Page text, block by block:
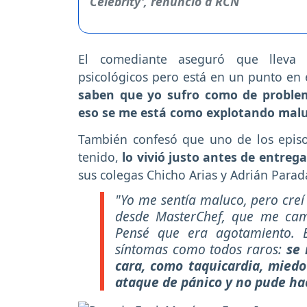
El comediante aseguró que lleva
psicológicos pero está en un punto
saben que yo sufro como de
eso se me está como explotando
También confesó que uno de los
tenido, lo vivió justo antes de
sus colegas Chicho Arias y Adrián
"Yo me sentía maluco, pero
desde MasterChef, que me
Pensé que era
síntomas como todos raros: se
cara, como taquicardia,
ataque de pánico y no pude